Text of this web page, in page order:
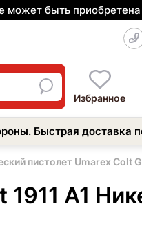
может быть
Избранное
Быстрая доставка
пистолет Umarex Colt
A1